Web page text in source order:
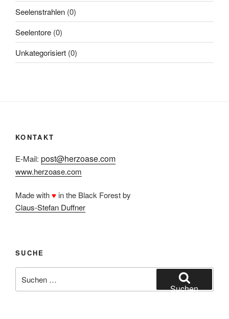
Seelenstrahlen (0)
Seelentore (0)
Unkategorisiert (0)
KONTAKT
E-Mail: post@herzoase.com
www.herzoase.com
Made with♥ in the Black Forest by
Claus-Stefan Duffner
SUCHE
nach:
Suchen